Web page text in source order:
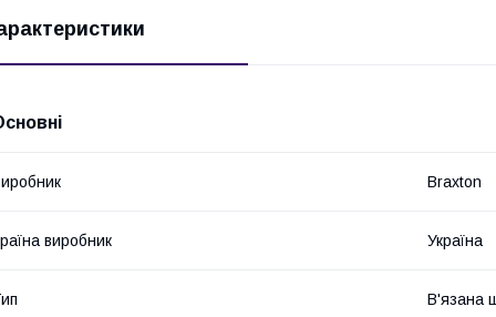
Braxton
виробник Україна
В'язана